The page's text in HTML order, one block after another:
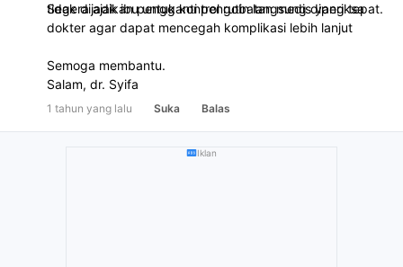
tidak dijadikan pengganti pengobatan medis yang tepat.
Segera ajak ibu untuk kontrol rutin langsung diperiksa
dokter agar dapat mencegah komplikasi lebih lanjut
Semoga membantu.
Salam, dr. Syifa
1 tahun yang lalu Suka Balas
Iklan